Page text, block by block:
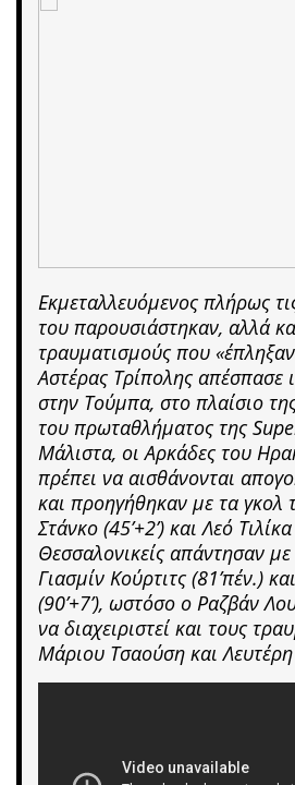
Εκμεταλλευόμενος πλήρως
του παρουσιάστηκαν, αλλά
τραυματισμούς που
Αστέρας Τρίπολης απέσπασε
στην Τούμπα, στο πλαίσιο
του πρωταθλήματος της
Μάλιστα, οι Αρκάδες του
πρέπει να αισθάνονται
και προηγήθηκαν με τα γκολ
Στάνκο (45’+2’) και Λεό
Θεσσαλονικείς απάντησαν
Γιασμίν Κούρτιτς (81’πέν.)
(90’+7’), ωστόσο ο Ραζβάν
να διαχειριστεί και τους
Μάριου Τσαούση και